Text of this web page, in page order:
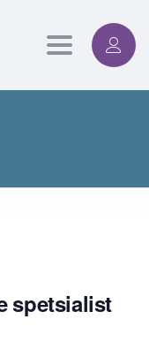
Toggle
spetsialist